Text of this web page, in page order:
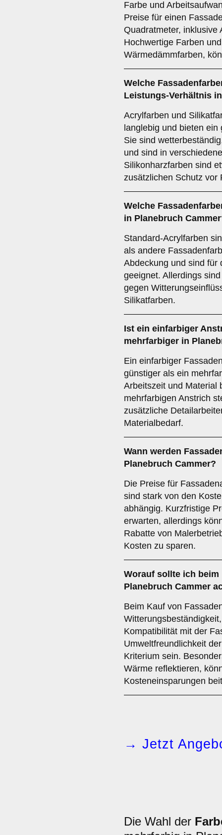
Farbe und
Preise für einen
Quadratmeter, inklusive
Hochwertige Farben
Wärmedämmfarben,
Welche
Leistungs-Verhältnis
Acrylfarben und
langlebig und bieten
Sie sind
und sind in
Silikonharzfarben sind
zusätzlichen Schutz vor
Welche
in Planebruch
Standard-Acrylfarben
als andere
Abdeckung und sind für
geeignet. Allerdings
gegen
Silikatfarben.
Ist ein einfarbiger
mehrfarbiger in
Ein einfarbiger
günstiger als ein
Arbeitszeit und Material
mehrfarbigen Anstrich
zusätzliche
Materialbedarf.
Wann werden
Planebruch Cammer?
Die Preise für
sind stark von den
abhängig. Kurzfristige
erwarten, allerdings
Rabatte von
Kosten zu sparen.
Worauf sollte ich
Planebruch Cammer
Beim Kauf von
Kompatibilität mit der
Umweltfreundlichkeit
Kriterium sein.
Wärme reflektieren,
Kosteneinsparungen
→ Jetzt
Die Wahl der